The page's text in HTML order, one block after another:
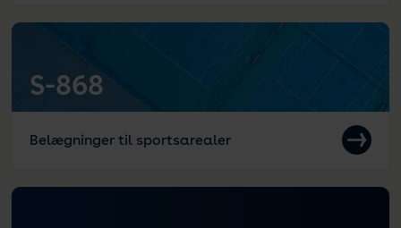
S-868
Belægninger til sportsarealer